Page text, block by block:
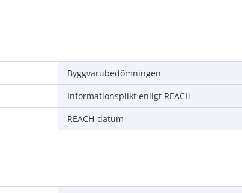
Byggvarubedömningen
Informationsplikt enligt REACH
REACH-datum